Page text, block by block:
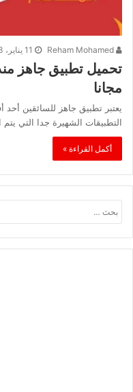
11 يناير، 2023
مجانا
يعتبر تطبيق جاهز للسائقين أحد
التطبيقات الشهيرة جدا التي
أكمل القراءة »